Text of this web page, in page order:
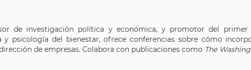
de investigación política y económica, y promotor del primer
y psicología del bienestar, ofrece conferencias sobre cómo
de empresas. Colabora con publicaciones como The